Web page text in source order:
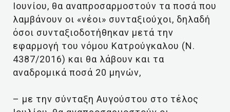
Ιουνίου, θα αναπροσαρμοστούν τα ποσά που
λαμβάνουν οι «νέοι» συνταξιούχοι, δηλαδή
όσοι συνταξιοδοτήθηκαν μετά την
εφαρμογή του νόμου Κατρούγκαλου (Ν.
4387/2016) και θα λάβουν και τα
αναδρομικά ποσά 20 μηνών,
– με την σύνταξη Αυγούστου στο τέλος